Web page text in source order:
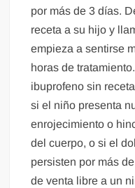
por más de 3 días.
receta a su hijo y
empieza a sentirse
horas de
ibuprofeno sin
si el niño presenta
enrojecimiento o
del cuerpo, o si el
persisten por más
de venta libre a un